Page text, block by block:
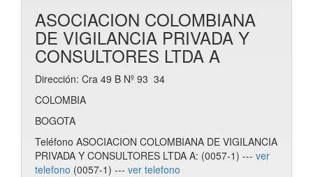
ASOCIACION COLOMBIANA
DE VIGILANCIA PRIVADA Y
CONSULTORES LTDA A
Dirección: Cra 49 B Nº 93  34
COLOMBIA
BOGOTA
Teléfono ASOCIACION COLOMBIANA DE VIGILANCIA
PRIVADA Y CONSULTORES LTDA A: (0057-1) --- ver
telefono (0057-1) --- ver telefono